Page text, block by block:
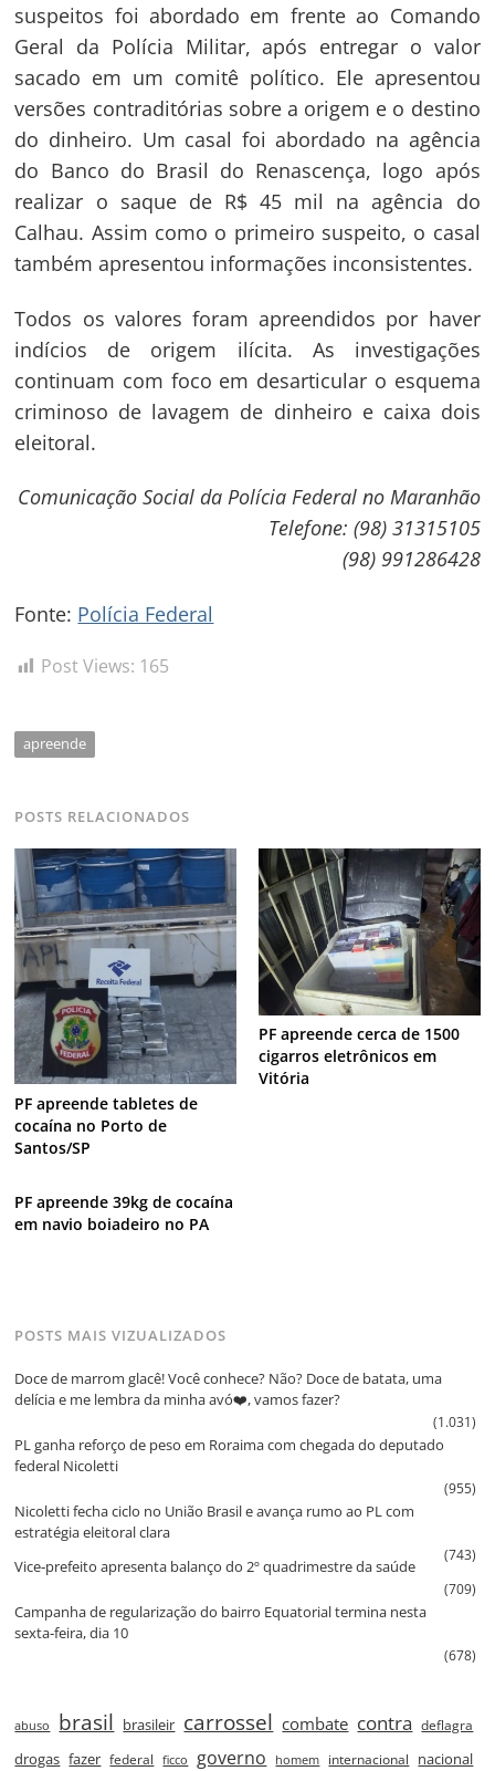
suspeitos foi abordado em frente ao Comando
Geral da Polícia Militar, após entregar o valor
sacado em um comitê político. Ele apresentou
versões contraditórias sobre a origem e o destino
do dinheiro. Um casal foi abordado na agência
do Banco do Brasil do Renascença, logo após
realizar o saque de R$ 45 mil na agência do
Calhau. Assim como o primeiro suspeito, o casal
também apresentou informações inconsistentes.
Todos os valores foram apreendidos por haver
indícios de origem ilícita. As investigações
continuam com foco em desarticular o esquema
criminoso de lavagem de dinheiro e caixa dois
eleitoral.
Comunicação Social da Polícia Federal no Maranhão
Telefone: (98) 31315105
(98) 991286428
Fonte: Polícia Federal
Post Views: 165
apreende
POSTS RELACIONADOS
PF apreende tabletes de
cocaína no Porto de
Santos/SP
PF apreende cerca de 1500
cigarros eletrônicos em
Vitória
PF apreende 39kg de cocaína
em navio boiadeiro no PA
Navegação
de
Post
POSTS MAIS VIZUALIZADOS
Doce de marrom glacê! Você conhece? Não? Doce de batata, uma
delícia e me lembra da minha avó❤️, vamos fazer?
(1.031)
PL ganha reforço de peso em Roraima com chegada do deputado
federal Nicoletti
(955)
Nicoletti fecha ciclo no União Brasil e avança rumo ao PL com
estratégia eleitoral clara
(743)
Vice‑prefeito apresenta balanço do 2º quadrimestre da saúde
(709)
Campanha de regularização do bairro Equatorial termina nesta
sexta‑feira, dia 10
(678)
abuso brasil brasileir carrossel combate contra deflagra
drogas fazer federal ficco governo homem internacional nacional